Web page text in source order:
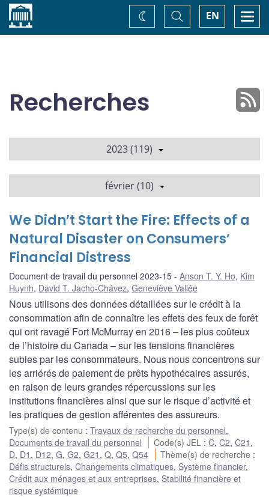
Accueil EN
Basculer
la
recherche
Changez
de
Recherches
2023 (119)
février (10)
We Didn’t Start the Fire: Effects of a
Natural Disaster on Consumers’
Financial Distress
Document de travail du personnel 2023-15 Anson T. Y. Ho, Kim
Huynh, David T. Jacho-Chávez, Geneviève Vallée
Nous utilisons des données détaillées sur le crédit à la
consommation afin de connaître les effets des feux de forêt
qui ont ravagé Fort McMurray en 2016 – les plus coûteux
de l’histoire du Canada – sur les tensions financières
subies par les consommateurs. Nous nous concentrons sur
les arriérés de paiement de prêts hypothécaires assurés,
en raison de leurs grandes répercussions sur les
institutions financières ainsi que sur le risque d’activité et
les pratiques de gestion afférentes des assureurs.
Type(s) de contenu : Travaux de recherche du personnel,
Documents de travail du personnel
Code(s) JEL :C,C2,C21 ,
D, D1 , D12, G, G2, G21 , Q, Q5, Q54 Thème(s) de recherche :
Défis structurels, Changements climatiques, Système financier,
Crédit aux ménages et aux entreprises, Stabilité financière et
risque systémique